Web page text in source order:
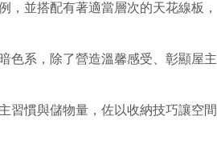
，並搭配有著適當層次的天花線板，
色系，除了營造溫馨感受、彰顯屋主
習慣與儲物量，佐以收納技巧讓空間